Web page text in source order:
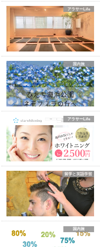
アラサーLife
国内旅
アラサーLife
留学と英語学習
国内旅